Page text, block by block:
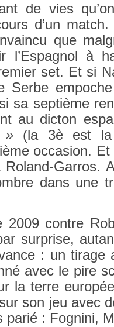
de vies
d’un match.
que
l’Es­pagnol à
set. Et si
Serbe
sa septième
au di­cton
» (la 3è est la
oc­cas­ion.
Garros.
dans une
con­tre
sur­pr­ise,
: un tirage
avec le pire
la terre
son jeu avec
parié : Fog­nini,